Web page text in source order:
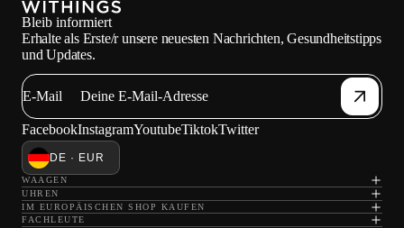
Bleib informiert
Erhalte als Erste/r unsere neuesten Nachrichten, Gesundheitstipps
und Updates.
E-Mail
FacebookInstagramYoutubeTiktokTwitter
DE · EUR
WAAGEN
UHREN
IM EUROPÄISCHEN SHOP KAUFEN
FACHLEUTE